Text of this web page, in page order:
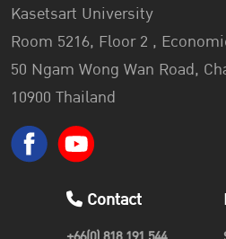
Kasetsart University
Room 5216, Floor 2 ,
50 Ngam Wong Wan Road,
10900 Thailand
Contact